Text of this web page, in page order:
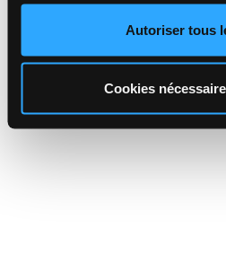
Autoriser tous
Cookies